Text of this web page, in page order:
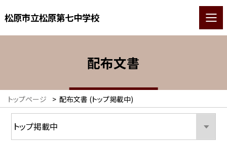
松原市立松原第七中学校
配布文書
トップページ > 配布文書 (トップ掲載中)